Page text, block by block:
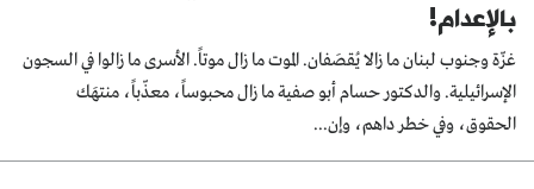
بالإعدام!
غزّة وجنوب لبنان ما زالا يُقصَفان. الموت ما زال موتاً. الأسرى ما زالوا في السجون
الإسرائيلية. والدكتور حسام أبو صفية ما زال محبوساً، معذّباً، منتهَك
الحقوق، وفي خطر داهم، وإن...